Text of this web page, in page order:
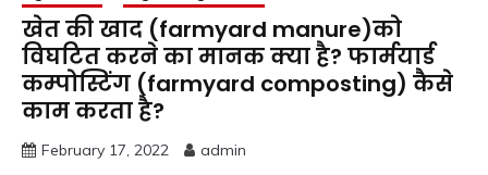
खेत की खाद (farmyard manure)को
विघटित करने का मानक क्या है? फार्मयार्ड
कम्पोस्टिंग (farmyard composting) कैसे
काम करता है?
February 17, 2022 admin